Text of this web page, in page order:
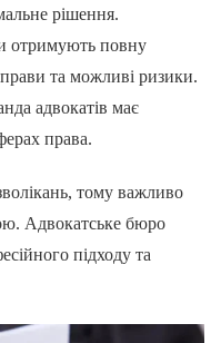
рішення.
отримують повну
та можливі ризики.
адвокатів має
права.
тому важливо
Адвокатське бюро
підходу та